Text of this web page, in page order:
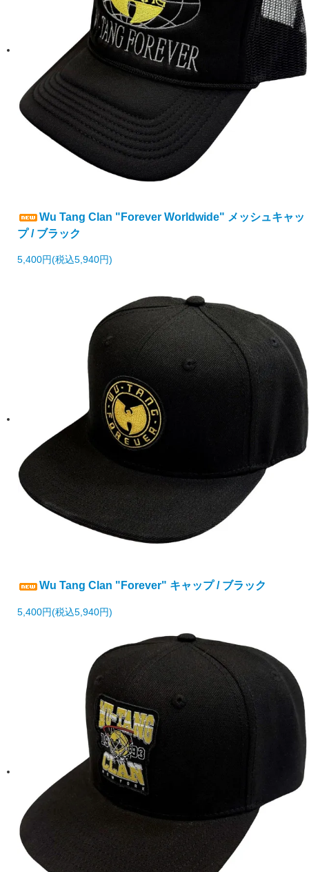
Wu Tang Clan "Forever Worldwide" メッシュキャッ
プ / ブラック
5,400円(税込5,940円)
Wu Tang Clan "Forever" キャップ / ブラック
5,400円(税込5,940円)